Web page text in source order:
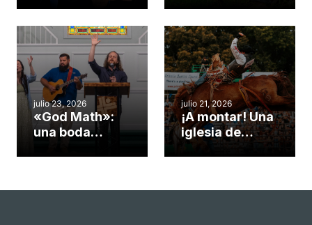
Cary se
convirtió en un
insólito campo
misionero te
cuento
obra de Dios
durante la
Semana
ServeNC
julio 23, 2026
«God Math»:
una boda
celebra el
julio 21, 2026
¡A montar! Una
iglesia de
rodeo anual en